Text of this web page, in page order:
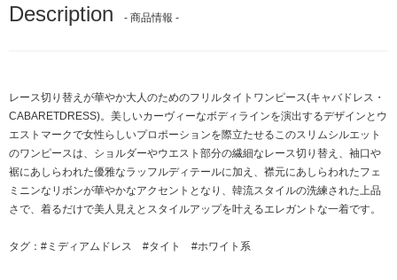
Description - 商品情報 -
レース切り替えが華やか大人のためのフリルタイトワンピース(キャバドレス・
CABARETDRESS)。美しいカーヴィーなボディラインを演出するデザインとウ
エストマークで女性らしいプロポーションを際立たせるこのスリムシルエット
のワンピースは、ショルダーやウエスト部分の繊細なレース切り替え、袖口や
裾にあしらわれた優雅なラッフルディテールに加え、襟元にあしらわれたフェ
ミニンなリボンが華やかなアクセントとなり、韓流スタイルの洗練された上品
さで、着るだけで美人見えとスタイルアップを叶えるエレガントな一着です。
タグ： #ミディアムドレス #タイト #ホワイト系